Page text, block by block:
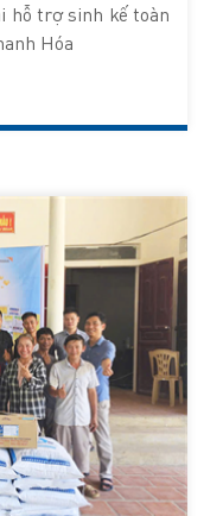
hỗ trợ sinh kế toàn
Hóa